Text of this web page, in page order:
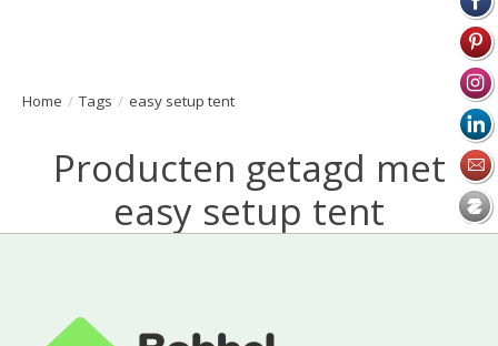
Home / Tags / easy setup tent
Producten getagd met
easy setup tent